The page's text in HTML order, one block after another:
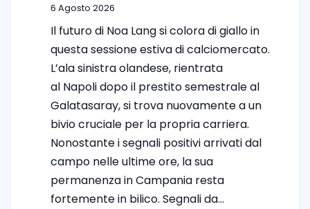
6 Agosto 2026
Il futuro di Noa Lang si colora di giallo in
questa sessione estiva di calciomercato.
L’ala sinistra olandese, rientrata
al Napoli dopo il prestito semestrale al
Galatasaray, si trova nuovamente a un
bivio cruciale per la propria carriera.
Nonostante i segnali positivi arrivati dal
campo nelle ultime ore, la sua
permanenza in Campania resta
fortemente in bilico. Segnali da…